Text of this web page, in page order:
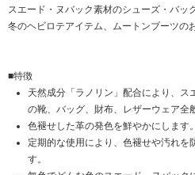
スエード・ヌバック素材のシューズ・バッ
冬のヘビロテアイテム、ムートンブーツの
■特徴
天然成分「ラノリン」配合により、
の靴、バッグ、財布、レザーウェア全
色褪せした革の発色を鮮やかにします。
定期的な使用により、色褪せや汚れを
す。